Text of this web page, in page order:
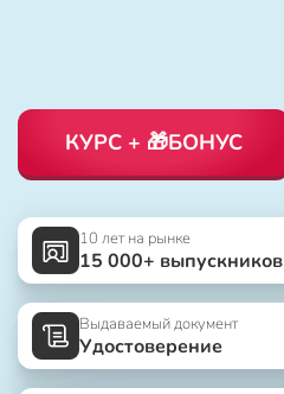
КУРС + 🎁БОНУС
10 лет на рынке
15 000+ выпускников
Выдаваемый документ
Удостоверение